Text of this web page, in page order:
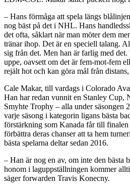
– Hans förmåga att spela längs
nog bäst på det i NHL. Hans
det ofta, såklart när man möter dem
tränar ihop. Det är en speciell talang.
sig från det. Men han är farlig med det.
uppe, oavsett om det är fem-mot-fem
rejält hot och kan göra mål från
Cale Makar, till vardags i Colorado
Han har redan vunnit en Stanley Cup,
Smyhte Trophy – alla under säsongen
varje säsong i kategorin ligans bästa
förstärkning som Kanada får till
förbättra deras chanser att ta hem
bästa spelarna deltar sedan 2016.
– Han är nog en av, om inte den bästa
honom i laguppställningen kommer
säger forwarden Travis Konecny.